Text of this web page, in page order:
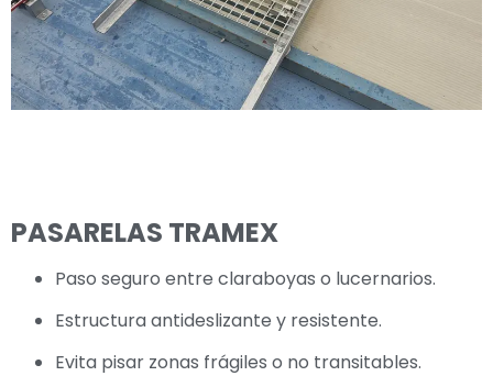
PASARELAS TRAMEX
Paso seguro entre claraboyas o lucernarios.
Estructura antideslizante y resistente.
Evita pisar zonas frágiles o no transitables.